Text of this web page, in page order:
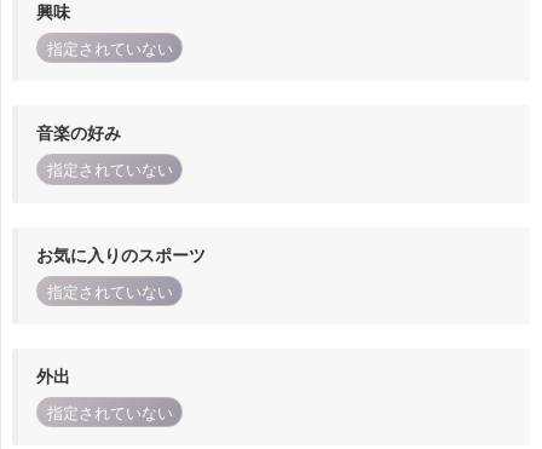
興味
指定されていない
音楽の好み
指定されていない
お気に入りのスポーツ
指定されていない
外出
指定されていない